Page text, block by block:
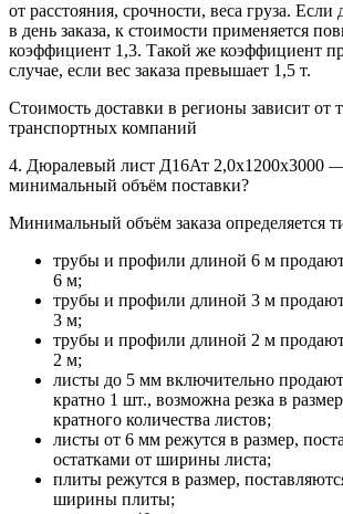
от расстояния, срочности, веса груза. Если
в день заказа, к стоимости применяется
коэффициент 1,3. Такой же коэффициент
случае, если вес заказа превышает 1,5 т.
Стоимость доставки в регионы зависит от
транспортных компаний
4. Дюралевый лист Д16Ат 2,0х1200х3000
минимальный объём поставки?
Минимальный объём заказа определяется
трубы и профили длиной 6 м
6 м;
трубы и профили длиной 3 м
3 м;
трубы и профили длиной 2 м
2 м;
листы до 5 мм включительно
кратно 1 шт., возможна резка в
кратного количества листов;
листы от 6 мм режутся в размер,
остатками от ширины листа;
плиты режутся в размер,
ширины плиты;